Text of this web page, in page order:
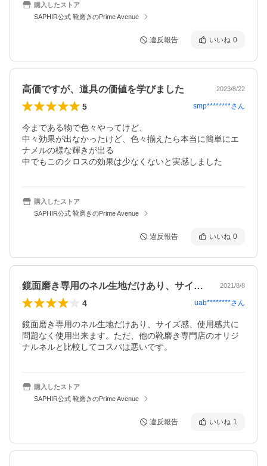
購入したストア
SAPHIR公式 靴磨きのPrime Avenue
違反報告 いいね 0
高価ですが、道具の価値を学びました 2023/8/22
5 smp********さん
今まである物で色々やってけど、
中々効果が出なかったけど、色々揃えたら本当に簡単にエ
ナメルの様な輝きが出る
中でもこのクロスの効果は少なくないと実感しました
購入したストア
SAPHIR公式 靴磨きのPrime Avenue
違反報告 いいね 0
鏡面磨き専用のネル生地だけあり、サイズ… 2021/8/8
4 uab********さん
鏡面磨き専用のネル生地だけあり、サイズ感、使用感共に
問題なく使用出来ます。ただ、他の靴磨き専門店のオリジ
ナルネルと比較してコスパは悪いです。
購入したストア
SAPHIR公式 靴磨きのPrime Avenue
違反報告 いいね 1